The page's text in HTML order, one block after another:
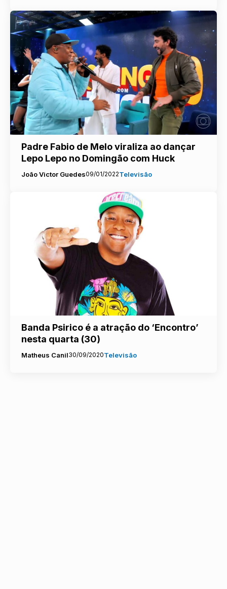
Padre Fabio de Melo viraliza ao dançar
Lepo Lepo no Domingão com Huck
João Victor Guedes09/01/2022Televisão
Banda Psirico é a atração do ‘Encontro’
nesta quarta (30)
Matheus Canil30/09/2020Televisão